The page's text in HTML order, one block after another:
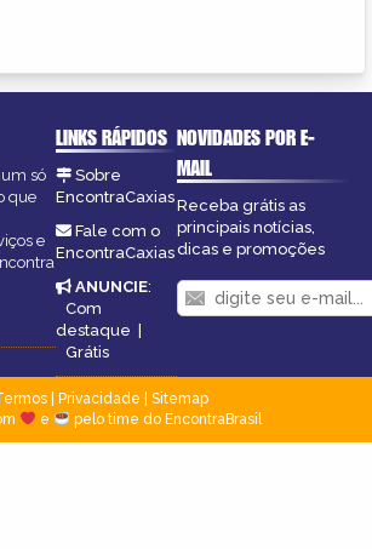
só
que
e
LINKS RÁPIDOS
Sobre
EncontraCaxias
Fale com o
EncontraCaxias
ANUNCIE:
Com
destaque
Grátis
NOVIDADES POR E-
MAIL
Receba grátis as
principais notícias,
dicas e promoções
| Privacidade
Sitemap
e pelo time do EncontraBrasil